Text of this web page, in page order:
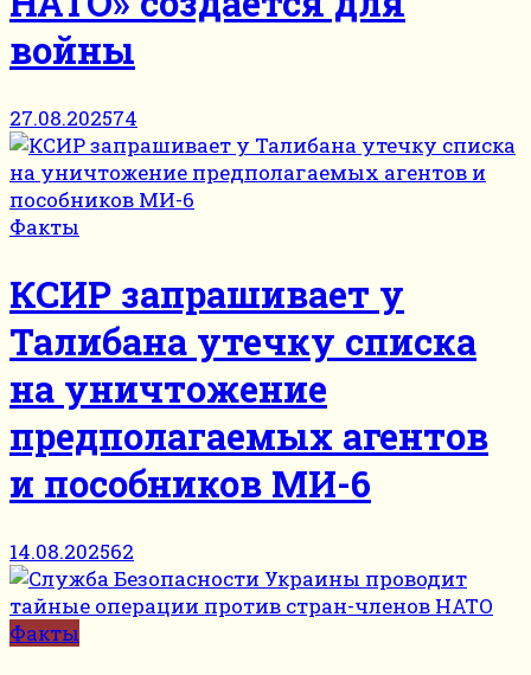
войны
27.08.202574
Факты
КСИР запрашивает у
Талибана утечку списка
на уничтожение
предполагаемых агентов
и пособников МИ-6
14.08.202562
Факты